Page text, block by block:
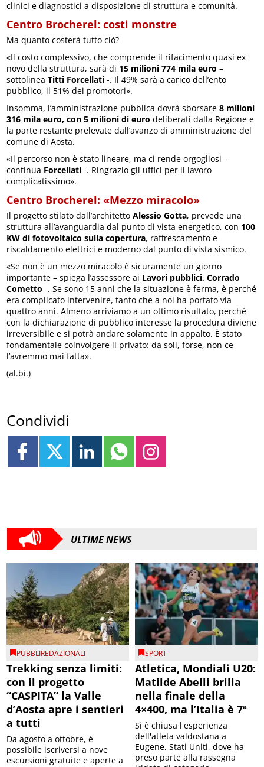
clinici e diagnostici a disposizione di struttura e comunità.
Centro Brocherel: costi monstre
Ma quanto costerà tutto ciò?
«Il costo complessivo, che comprende il rifacimento quasi ex
novo della struttura, sarà di 15 milioni 774 mila euro –
sottolineaTitti Forcellati -. Il 49% sarà a carico dell’ento
pubblico, il 51% dei promotori».
Insomma, l’amministrazione pubblica dovrà sborsare8 milioni
316 mila euro, con 5 milioni di euro deliberati dalla Regione e
la parte restante prelevate dall’avanzo di amministrazione del
comune di Aosta.
«Il percorso non è stato lineare, ma ci rende orgogliosi –
continua Forcellati -. Ringrazio gli uffici per il lavoro
complicatissimo».
Centro Brocherel: «Mezzo miracolo»
Il progetto stilato dall’architettoAlessio Gotta, prevede una
struttura all’avanguardia dal punto di vista energetico, con 100
KW di fotovoltaico sulla copertura, raffrescamento e
riscaldamento elettrici e moderno dal punto di vista sismico.
«Se non è un mezzo miracolo è sicuramente un giorno
importante – spiega l’assessore ai Lavori pubblici, Corrado
Cometto -. Se sono 15 anni che la situazione è ferma, è perché
era complicato intervenire, tanto che a noi ha portato via
quattro anni. Almeno arriviamo a un ottimo risultato, perché
con la dichiarazione di pubblico interesse la procedura diviene
irreversibile e si potrà andare solamente in appalto. È stato
fondamentale coinvolgere il privato: da soli, forse, non ce
l’avremmo mai fatta».
(al.bi.)
Condividi
ULTIME NEWS
PUBBLIREDAZIONALI
Trekking senza limiti:
con il progetto
“CASPITA” la Valle
d’Aosta apre i sentieri
a tutti
Da agosto a ottobre, è
possibile iscriversi a nove
escursioni gratuite e aperte a
SPORT
Atletica, Mondiali U20:
Matilde Abelli brilla
nella finale della
4×400, ma l’Italia è 7ª
Si è chiusa l'esperienza
dell'atleta valdostana a
Eugene, Stati Uniti, dove ha
preso parte alla rassegna